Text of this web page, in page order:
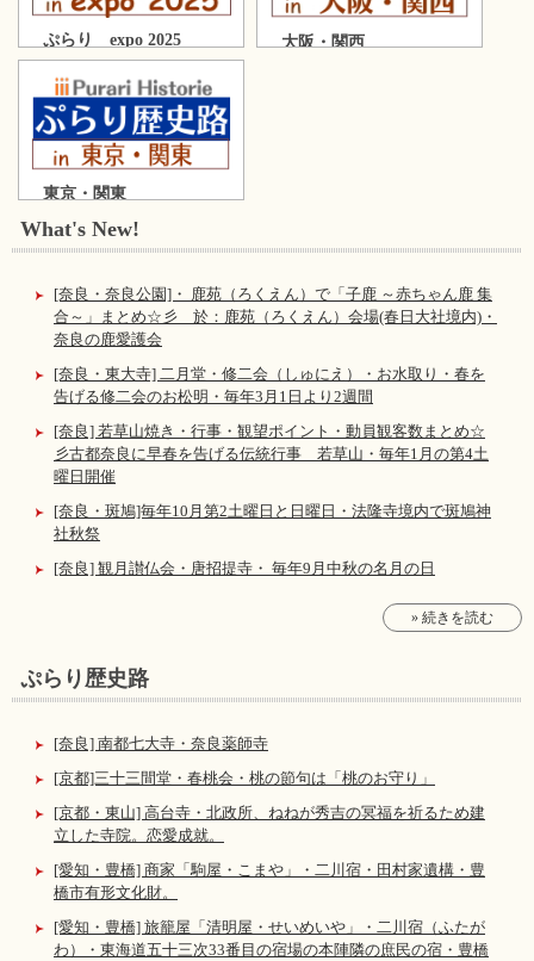
ぷらり expo 2025 大阪・関西
東京・関東
What's New!
[奈良・奈良公園]・ 鹿苑（ろくえん）で「子鹿 ～赤ちゃん鹿 集
合～」まとめ☆彡 於：鹿苑（ろくえん）会場(春日大社境内)・
奈良の鹿愛護会
[奈良・東大寺] 二月堂・修二会（しゅにえ）・お水取り・春を
告げる修二会のお松明・毎年3月1日より2週間
[奈良] 若草山焼き・行事・観望ポイント・動員観客数まとめ☆
彡古都奈良に早春を告げる伝統行事 若草山・毎年1月の第4土
曜日開催
[奈良・斑鳩]毎年10月第2土曜日と日曜日・法隆寺境内で斑鳩神
社秋祭
[奈良] 観月讃仏会・唐招提寺・ 毎年9月中秋の名月の日
» 続きを読む
ぷらり歴史路
[奈良] 南都七大寺・奈良薬師寺
[京都]三十三間堂・春桃会・桃の節句は「桃のお守り」
[京都・東山] 高台寺・北政所、ねねが秀吉の冥福を祈るため建
立した寺院。恋愛成就。
[愛知・豊橋] 商家「駒屋・こまや」・二川宿・田村家遺構・豊
橋市有形文化財。
[愛知・豊橋] 旅籠屋「清明屋・せいめいや」・二川宿（ふたが
わ）・東海道五十三次33番目の宿場の本陣隣の庶民の宿・豊橋